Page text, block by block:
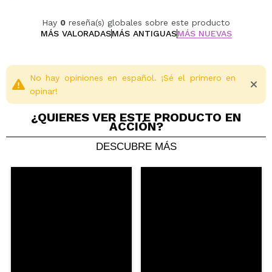
No parabenes added.
No microplastic particles added.
Hay 0 reseña(s) globales sobre este producto
MÁS VALORADASMÁS ANTIGUASMÁS NUEVAS
No hay opiniones en español. ¡Sé el primero en
opinar!
¿QUIERES VER ESTE PRODUCTO EN
ACCIÓN?
DESCUBRE MÁS